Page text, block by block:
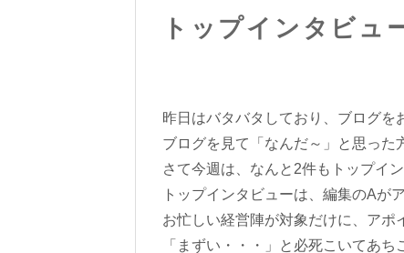
トップインタビュ
昨日はバタバタしており、ブログを
ブログを見て「なんだ～」と思った
さて今週は、なんと2件もトップイ
トップインタビューは、編集のAが
お忙しい経営陣が対象だけに、アポ
「まずい・・・」と必死こいてあち